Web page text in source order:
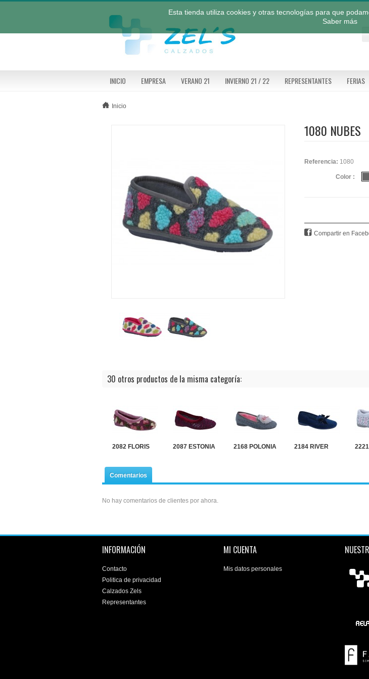
INICIO EMPRESA VERANO 21 INVIERNO 21 / 22 REPRESENTANTES FERIAS
Inicio
1080 NUBES
Referencia: 1080
Color :
Compartir en
30 otros productos de la misma categoría:
2082 FLORIS 2087 ESTONIA 2168 POLONIA 2184 RIVER
Comentarios
No hay comentarios de clientes por ahora.
INFORMACIÓN
Contacto
Politica de privacidad
Calzados Zels
Representantes
MI CUENTA
Mis datos personales
Esta tienda utiliza cookies y otras tecnologías para que
Saber más